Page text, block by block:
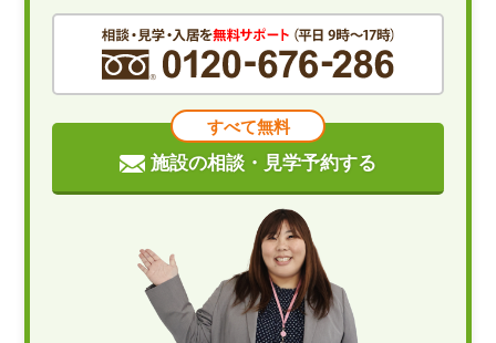
すべて無料
施設の相談・見学予約する